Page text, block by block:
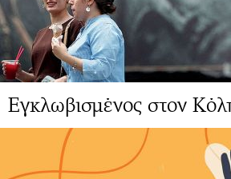
Εγκλωβισμένος στον